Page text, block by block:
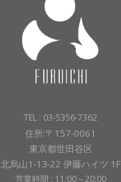
TEL : 03-5356-7362
住所:〒157-0061
東京都世田谷区
北烏山1-13-22 伊藤ハイツ 1F
営業時間 : 11:00～20:00